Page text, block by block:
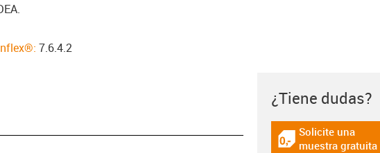
7.6.4.2
¿Tiene dudas?
igus-icon-gratismuster
Solicite una
muestra gratuita